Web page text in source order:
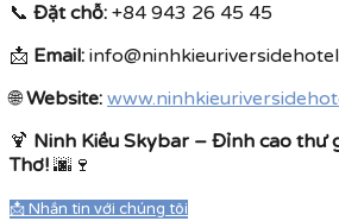
📞 Đặt chỗ: +84 943 26 45 45
📩 Email:
🌐Website:
🍹 Ninh Kiều Skybar – Đỉnh cao thư
Thơ! 🌆🍷
📩 Nhắn tin với chúng tôi